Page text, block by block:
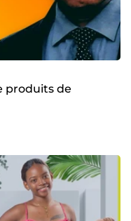
produits de